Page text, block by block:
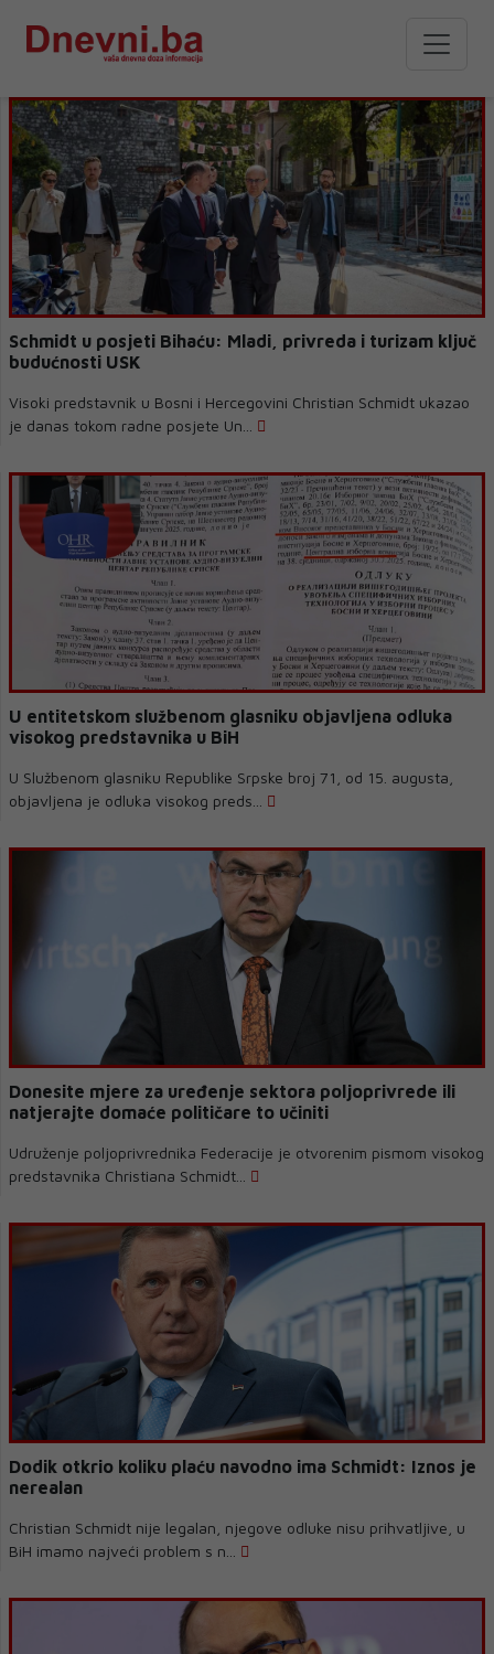
Schmidt u posjeti Bihaću: Mladi, privreda i turizam ključ
budućnosti USK
Visoki predstavnik u Bosni i Hercegovini Christian Schmidt ukazao
je danas tokom radne posjete Un...
U entitetskom službenom glasniku objavljena odluka
visokog predstavnika u BiH
U Službenom glasniku Republike Srpske broj 71, od 15. augusta,
objavljena je odluka visokog preds...
Donesite mjere za uređenje sektora poljoprivrede ili
natjerajte domaće političare to učiniti
Udruženje poljoprivrednika Federacije je otvorenim pismom visokog
predstavnika Christiana Schmidt...
Dodik otkrio koliku plaću navodno ima Schmidt: Iznos je
nerealan
Christian Schmidt nije legalan, njegove odluke nisu prihvatljive, u
BiH imamo najveći problem s n...